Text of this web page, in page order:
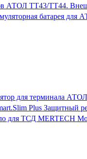
батарея для
для терминала
Защитный
для ТСД MERTECH